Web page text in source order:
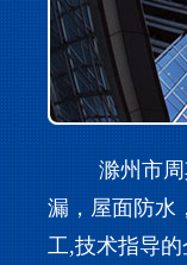
滁州市周
漏，屋面防水
工,技术指导